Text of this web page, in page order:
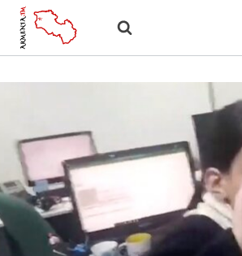
Перейти